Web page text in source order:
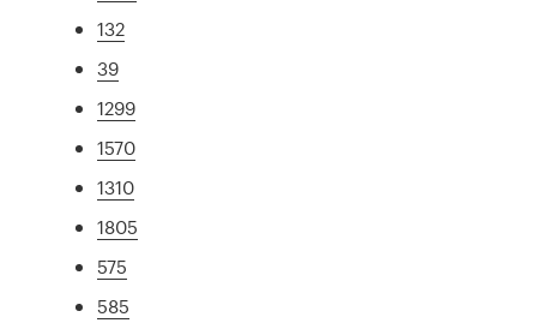
132
39
1299
1570
1310
1805
575
585